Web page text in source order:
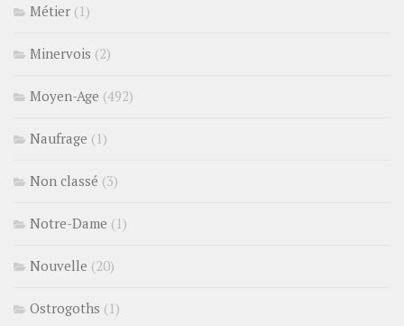
Métier (1)
Minervois (2)
Moyen-Age (492)
Naufrage (1)
Non classé (3)
Notre-Dame (1)
Nouvelle (20)
Ostrogoths (1)